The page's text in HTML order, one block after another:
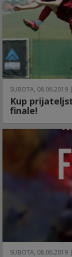
SUBOTA, 08.06.2019
Kup
finale!
SUBOTA, 08.06.2019